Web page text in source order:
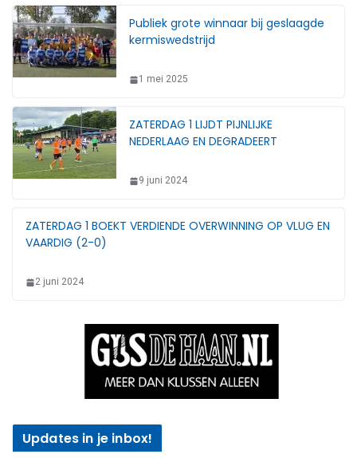
Publiek grote winnaar bij geslaagde
kermiswedstrijd
1 mei 2025
ZATERDAG 1 LIJDT PIJNLIJKE
NEDERLAAG EN DEGRADEERT
9 juni 2024
ZATERDAG 1 BOEKT VERDIENDE OVERWINNING OP VLUG EN
VAARDIG (2-0)
2 juni 2024
Updates in je inbox!